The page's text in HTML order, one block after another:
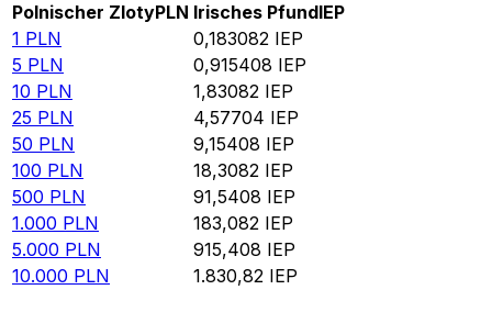
Polnischer ZlotyPLN Irisches PfundIEP
1 PLN 0,183082 IEP
5 PLN 0,915408 IEP
10 PLN 1,83082 IEP
25 PLN 4,57704 IEP
50 PLN 9,15408 IEP
100 PLN 18,3082 IEP
500 PLN 91,5408 IEP
1.000 PLN 183,082 IEP
5.000 PLN 915,408 IEP
10.000 PLN 1.830,82 IEP